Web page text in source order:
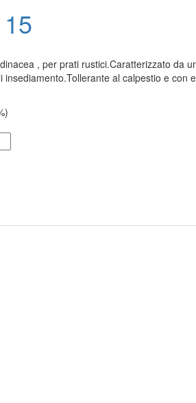
, per prati rustici.Caratterizzato da
insediamento.Tollerante al calpestio e con